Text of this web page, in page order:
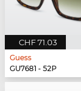
CHF 71.03
Guess
GU7681 - 52P